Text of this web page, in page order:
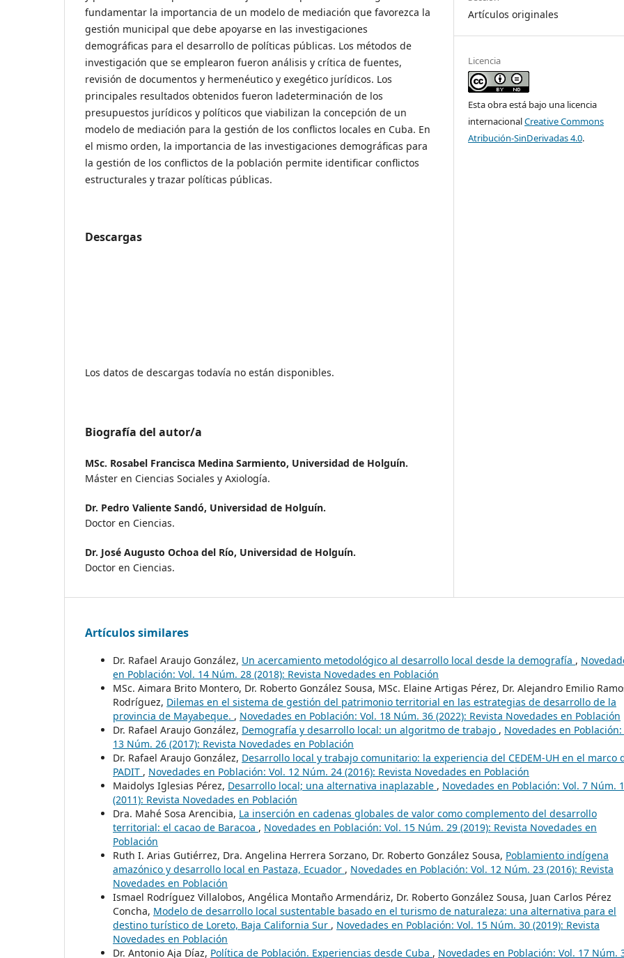
fundamentar la importancia de un modelo de mediación que favorezca la
gestión municipal que debe apoyarse en las investigaciones
demográficas para el desarrollo de políticas públicas. Los métodos de
investigación que se emplearon fueron análisis y crítica de fuentes,
revisión de documentos y hermenéutico y exegético jurídicos. Los
principales resultados obtenidos fueron ladeterminación de los
presupuestos jurídicos y políticos que viabilizan la concepción de un
modelo de mediación para la gestión de los conflictos locales en Cuba. En
el mismo orden, la importancia de las investigaciones demográficas para
la gestión de los conflictos de la población permite identificar conflictos
estructurales y trazar políticas públicas.
Descargas
Los datos de descargas todavía no están disponibles.
Biografía del autor/a
MSc. Rosabel Francisca Medina Sarmiento, Universidad de Holguín.
Máster en Ciencias Sociales y Axiología.
Dr. Pedro Valiente Sandó, Universidad de Holguín.
Doctor en Ciencias.
Dr. José Augusto Ochoa del Río, Universidad de Holguín.
Doctor en Ciencias.
Artículos originales
Licencia
Esta obra está bajo una licencia
internacionalCreative Commons
Atribución-SinDerivadas 4.0.
Artículos similares
Dr. Rafael Araujo González, Un acercamiento metodológico al desarrollo local desde la demografía ,
en Población: Vol. 14 Núm. 28 (2018): Revista Novedades en Población
MSc. Aimara Brito Montero, Dr. Roberto González Sousa, MSc. Elaine Artigas Pérez, Dr. Alejandro Emilio
Rodríguez, Dilemas en el sistema de gestión del patrimonio territorial en las estrategias de desarrollo de la
provincia de Mayabeque. , Novedades en Población: Vol. 18 Núm. 36 (2022): Revista Novedades en Población
Dr. Rafael Araujo González, Demografía y desarrollo local: un algoritmo de trabajo , Novedades en Población:
13 Núm. 26 (2017): Revista Novedades en Población
Dr. Rafael Araujo González, Desarrollo local y trabajo comunitario: la experiencia del CEDEM-UH en el marco
PADIT , Novedades en Población: Vol. 12 Núm. 24 (2016): Revista Novedades en Población
Maidolys Iglesias Pérez, Desarrollo local; una alternativa inaplazable , Novedades en Población: Vol. 7 Núm.
(2011): Revista Novedades en Población
Dra. Mahé Sosa Arencibia, La inserción en cadenas globales de valor como complemento del desarrollo
territorial: el cacao de Baracoa , Novedades en Población: Vol. 15 Núm. 29 (2019): Revista Novedades en
Población
Ruth I. Arias Gutiérrez, Dra. Angelina Herrera Sorzano, Dr. Roberto González Sousa, Poblamiento indígena
amazónico y desarrollo local en Pastaza, Ecuador , Novedades en Población: Vol. 12 Núm. 23 (2016): Revista
Novedades en Población
Ismael Rodríguez Villalobos, Angélica Montaño Armendáriz, Dr. Roberto González Sousa, Juan Carlos Pérez
Concha, Modelo de desarrollo local sustentable basado en el turismo de naturaleza: una alternativa para el
destino turístico de Loreto, Baja California Sur , Novedades en Población: Vol. 15 Núm. 30 (2019): Revista
Novedades en Población
Dr. Antonio Aja Díaz, Política de Población. Experiencias desde Cuba , Novedades en Población: Vol. 17 Núm.